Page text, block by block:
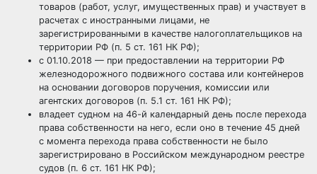
товаров (работ, услуг, имущественных прав) и участвует в
расчетах с иностранными лицами, не
зарегистрированными в качестве налогоплательщиков на
территории РФ (п. 5 ст. 161 НК РФ);
с 01.10.2018 — при предоставлении на территории РФ
железнодорожного подвижного состава или контейнеров
на основании договоров поручения, комиссии или
агентских договоров (п. 5.1 ст. 161 НК РФ);
владеет судном на 46-й календарный день после перехода
права собственности на него, если оно в течение 45 дней
с момента перехода права собственности не было
зарегистрировано в Российском международном реестре
судов (п. 6 ст. 161 НК РФ);